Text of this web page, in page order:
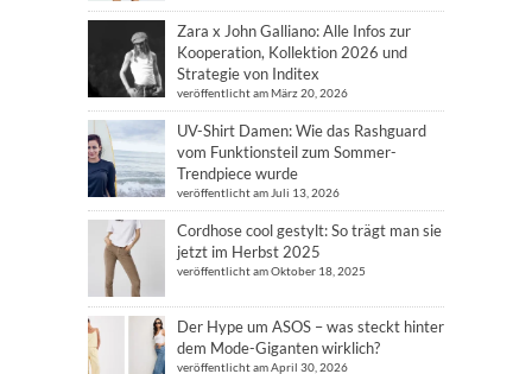
Zara x John Galliano: Alle Infos zur
Kooperation, Kollektion 2026 und
Strategie von Inditex
veröffentlicht am März 20, 2026
UV-Shirt Damen: Wie das Rashguard
vom Funktionsteil zum Sommer-
Trendpiece wurde
veröffentlicht am Juli 13, 2026
Cordhose cool gestylt: So trägt man sie
jetzt im Herbst 2025
veröffentlicht am Oktober 18, 2025
Der Hype um ASOS – was steckt hinter
dem Mode-Giganten wirklich?
veröffentlicht am April 30, 2026